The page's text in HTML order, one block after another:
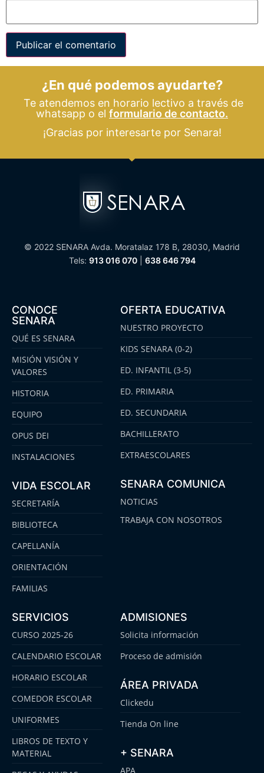
¿En qué podemos ayudarte?
Te atendemos en horario lectivo a través de
whatsapp o el formulario de contacto.
¡Gracias por interesarte por Senara!
© 2022 SENARA Avda. Moratalaz 178 B, 28030, Madrid
Tels: 913 016 070| 638 646 794
CONOCE
SENARA
QUÉ ES SENARA
MISIÓN VISIÓN Y
VALORES
HISTORIA
EQUIPO
OPUS DEI
INSTALACIONES
VIDA ESCOLAR
SECRETARÍA
BIBLIOTECA
CAPELLANÍA
ORIENTACIÓN
FAMILIAS
OFERTA EDUCATIVA
NUESTRO PROYECTO
KIDS SENARA (0-2)
ED. INFANTIL (3-5)
ED. PRIMARIA
ED. SECUNDARIA
BACHILLERATO
EXTRAESCOLARES
SENARA COMUNICA
NOTICIAS
TRABAJA CON NOSOTROS
SERVICIOS
CURSO 2025-26
CALENDARIO ESCOLAR
HORARIO ESCOLAR
COMEDOR ESCOLAR
UNIFORMES
LIBROS DE TEXTO Y
MATERIAL
ADMISIONES
Solicita información
Proceso de admisión
ÁREA PRIVADA
Clickedu
Tienda On line
+ SENARA
APA